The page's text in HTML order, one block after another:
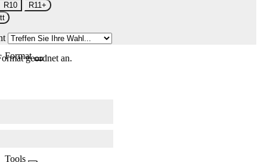
R10
R11+
Formatgeordnet an.
Tools